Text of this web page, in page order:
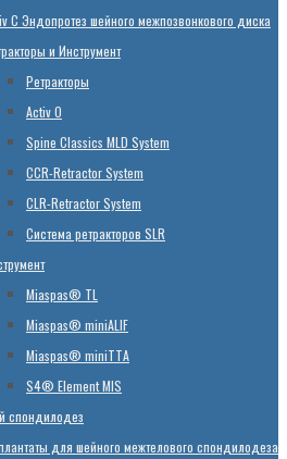
C Эндопротез шейного межпозвонкового диска
и Инструмент
Ретракторы
Activ O
Spine Classics MLD System
CСR-Retractor System
CLR-Retractor System
Система ретракторов SLR
Miaspas® TL
Miaspas® miniALIF
Miaspas® miniTTA
S4® Element MIS
спондилодез
для шейного межтелового спондилодеза